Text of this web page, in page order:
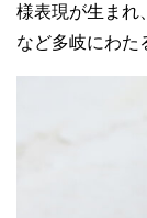
様表現が生まれ
など多岐にわた